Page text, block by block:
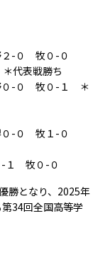
-０ 牧０-０
代表戦勝ち
-０ 牧０-１ ＊
-０ 牧１-０
１ 牧０-０
勝となり、2025年
34回全国高等学